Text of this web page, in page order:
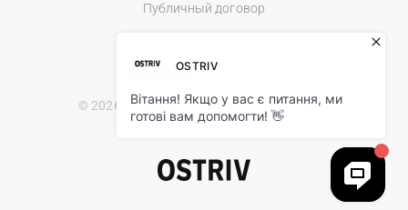
Публичный договор
© 2026 Ostriv.ua Store. All Rights Reserved.